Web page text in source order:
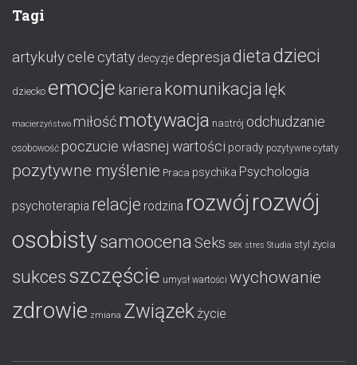
Tagi
artykułycele cytaty decyzje depresja dietadzieci
dziecko emocje kariera komunikacja lęk
macierzyństwo miłośćmotywacja nastrój odchudzanie
osobowość poczucie własnej wartości porady pozytywne cytaty
pozytywne myślenie Praca psychika Psychologia
psychoterapia relacje rodzina rozwój rozwój
osobistysamoocena Seks sex stres Studia styl życia
sukcesszczęście umysł wartości wychowanie
zdrowie zmiana Związekżycie